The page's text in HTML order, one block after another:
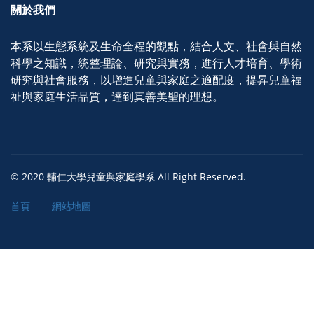
關於我們
本系以生態系統及生命全程的觀點，結合人文、社會與自然
科學之知識，統整理論、研究與實務，進行人才培育、學術
研究與社會服務，以增進兒童與家庭之適配度，提昇兒童福
祉與家庭生活品質，達到真善美聖的理想。
© 2020 輔仁大學兒童與家庭學系 All Right Reserved.
首頁 網站地圖